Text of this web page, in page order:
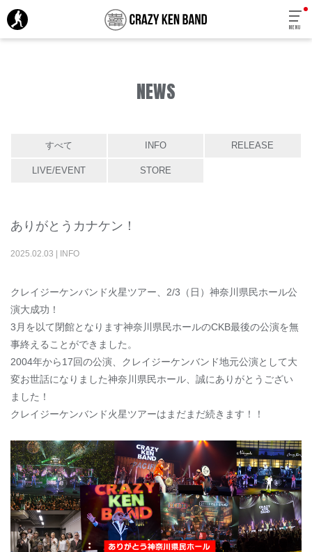
MENU
NEWS
すべて INFO RELEASE
LIVE/EVENT STORE
ありがとうカナケン！
2025.02.03 INFO
クレイジーケンバンド火星ツアー、2/3（日）神奈川県民ホール公
演大成功！
3月を以て閉館となります神奈川県民ホールのCKB最後の公演を無
事終えることができました。
2004年から17回の公演、クレイジーケンバンド地元公演として大
変お世話になりました神奈川県民ホール、誠にありがとうござい
ました！
クレイジーケンバンド火星ツアーはまだまだ続きます！！